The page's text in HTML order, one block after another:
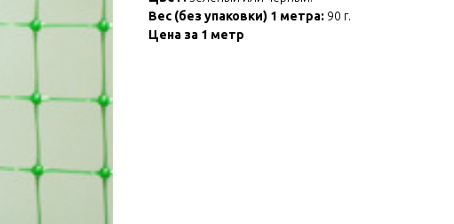
Вес (без упаковки) 1 метра: 90 г.
Цена за 1 метр